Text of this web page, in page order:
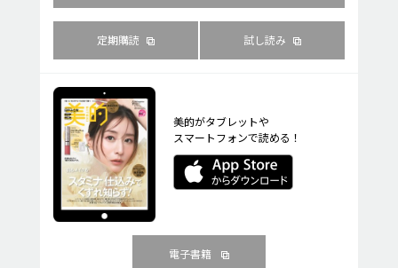
定期購読 試し読み
美的がタブレットや
スマートフォンで読める！
電子書籍